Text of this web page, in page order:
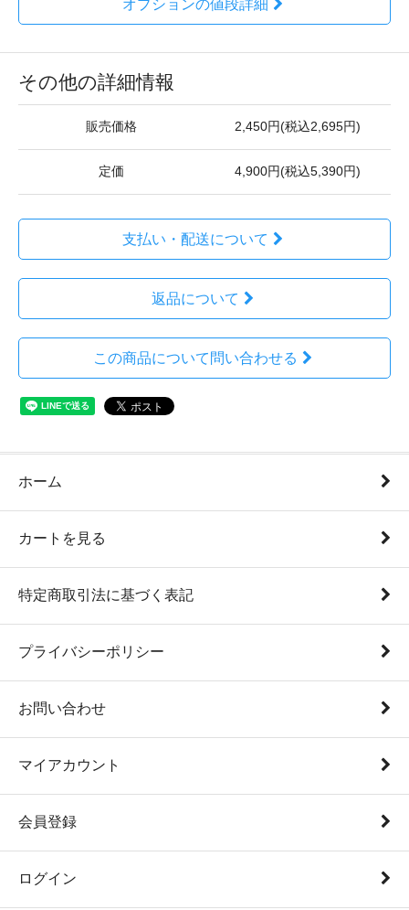
オプションの値段詳細
その他の詳細情報
販売価格 2,450円(税込2,695円)
定価 4,900円(税込5,390円)
支払い・配送について
返品について
この商品について問い合わせる
ホーム
カートを見る
特定商取引法に基づく表記
プライバシーポリシー
お問い合わせ
マイアカウント
会員登録
ログイン